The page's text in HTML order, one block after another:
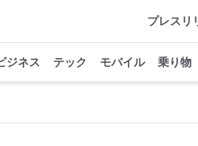
プレスリ
ジネス テック モバイル 乗り物